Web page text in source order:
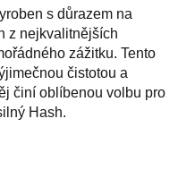
s důrazem na
z nejkvalitnějších
zážitku. Tento
čistotou a
činí oblíbenou volbu pro
Hash.